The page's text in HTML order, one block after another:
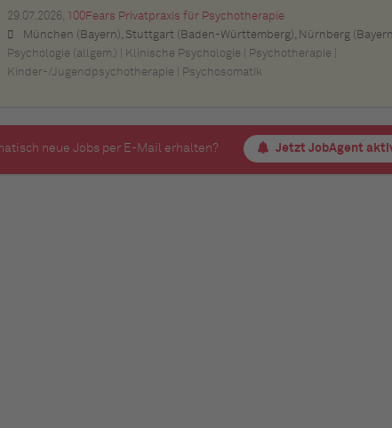
29.07.2026, 100Fears Privatpraxis für Psychotherapie
München (Bayern), Stuttgart (Baden-Württemberg), Nürnberg (Bayern), Esslingen am Neckar (Baden-Württemberg), Ludwigsburg (Baden-Württemberg), Sindelfingen (Baden-Württemberg), Böblingen (Baden-Württemberg), Waiblingen (Baden-Württemberg), Heilbronn (Baden-Württemberg), Reutlingen (Baden-Württemberg), Tübingen (Baden-Württemberg), Aalen (Baden-Württemberg), Schwäbisch Gmünd (Baden-Württemberg), Karlsruhe (Baden-Württemberg), Mannheim (Baden-Württemberg), Ulm (Baden-Württemberg), Pforzheim (Baden-Württemberg), Offenburg (Baden-Württemberg), Göppingen (Baden-Württemberg), Baden-Baden (Baden-Württemberg), Heidenheim an der Brenz (Baden-Württemberg), Ingolstadt (Bayern), Erlangen (Bayern), Regensburg (Bayern), Bamberg (Bayern),
Psychologie (allgem.) | Klinische Psychologie | Psychotherapie |
Kinder-/Jugendpsychotherapie | Psychosomatik
neue Jobs per E-Mail erhalten? Jetzt JobAgent